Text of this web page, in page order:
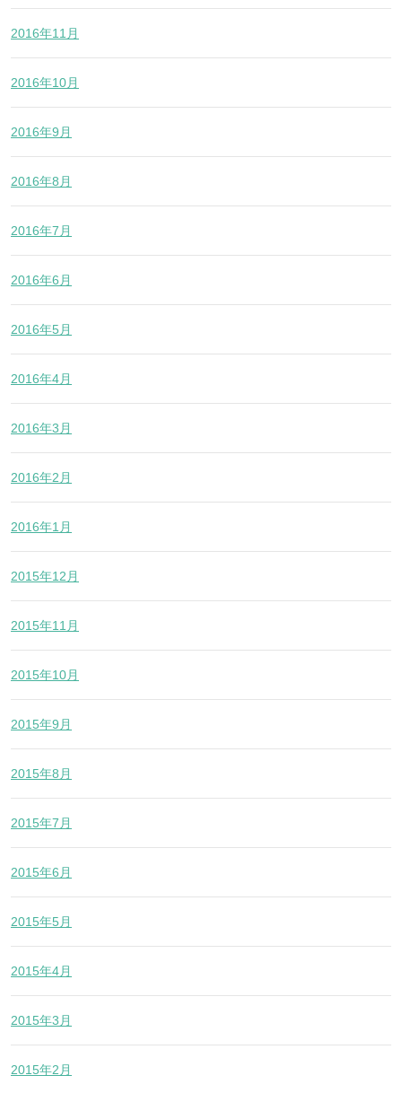
2016年11月
2016年10月
2016年9月
2016年8月
2016年7月
2016年6月
2016年5月
2016年4月
2016年3月
2016年2月
2016年1月
2015年12月
2015年11月
2015年10月
2015年9月
2015年8月
2015年7月
2015年6月
2015年5月
2015年4月
2015年3月
2015年2月